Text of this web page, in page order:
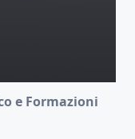
e Formazioni